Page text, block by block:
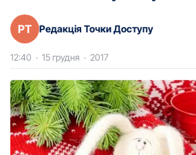
РТ Редакція Точки Доступу
12:40 · 15 грудня · 2017